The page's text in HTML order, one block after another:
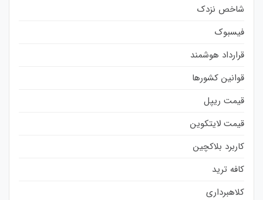
شاخص نزدک
فیسبوک
قرارداد هوشمند
قوانین کشورها
قیمت ریپل
قیمت لایتکوین
کاربرد بلاکچین
کافه ترید
کلاهبرداری